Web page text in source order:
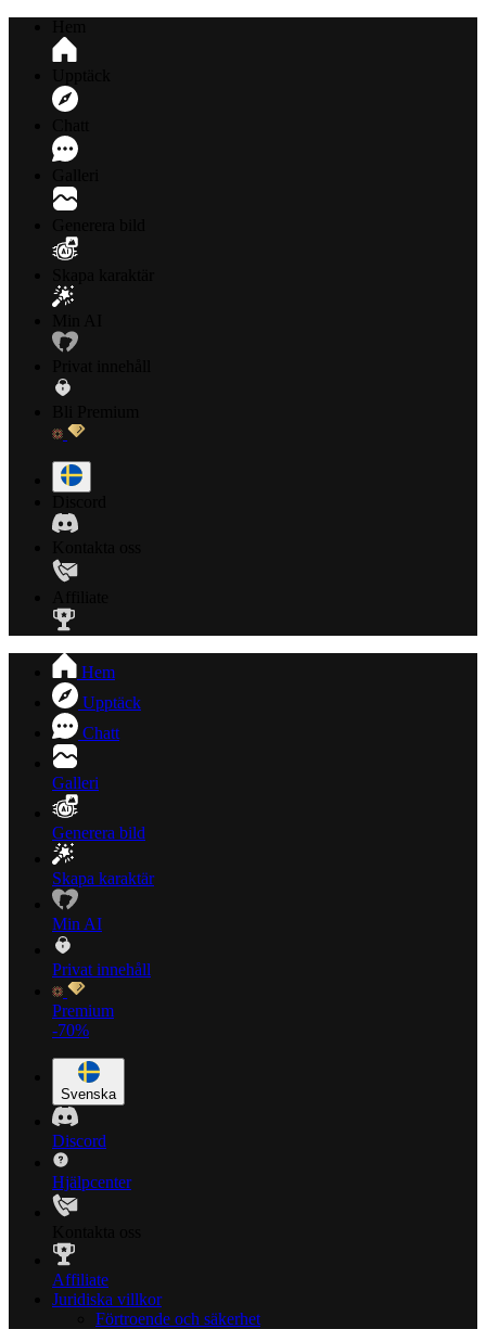
Hem
Upptäck
Chatt
Galleri
Generera bild
Skapa karaktär
Min AI
Privat innehåll
Premium
-70%
Svenska
Discord
Hjälpcenter
Affiliate
Juridiska villkor
Förtroende och säkerhet